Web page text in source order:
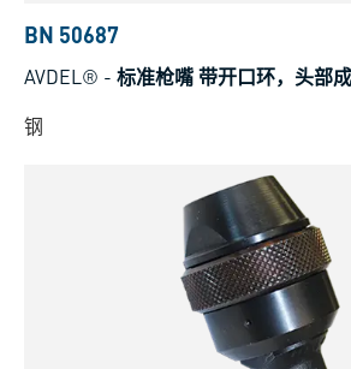
BN 50687
AVDEL® - 标准枪嘴 带开口环，头部
钢